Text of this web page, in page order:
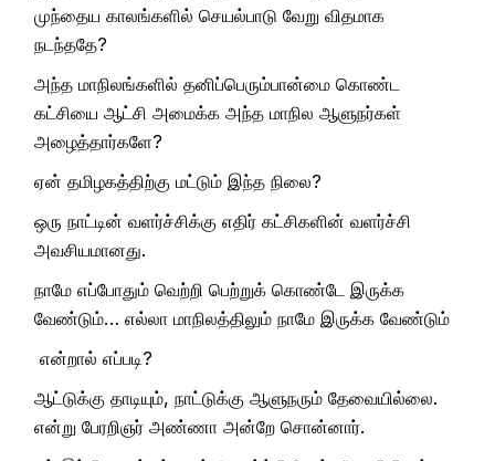
முந்தைய காலங்களில் செயல்பாடு வேறு விதமாக
நடந்ததே?
அந்த மாநிலங்களில் தனிப்பெரும்பான்மை கொண்ட
கட்சியை ஆட்சி அமைக்க அந்த மாநில ஆளுநர்கள்
அழைத்தார்களே?
ஏன் தமிழகத்திற்கு மட்டும் இந்த நிலை?
ஒரு நாட்டின் வளர்ச்சிக்கு எதிர் கட்சிகளின் வளர்ச்சி
அவசியமானது.
நாமே எப்போதும் வெற்றி பெற்றுக் கொண்டே இருக்க
வேண்டும்… எல்லா மாநிலத்திலும் நாமே இருக்க வேண்டும்
என்றால் எப்படி?
ஆட்டுக்கு தாடியும், நாட்டுக்கு ஆளுநரும் தேவையில்லை.
என்று பேரறிஞர் அண்ணா அன்றே சொன்னார்.